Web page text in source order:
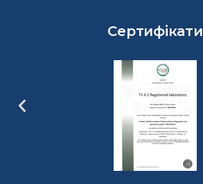
Сертифікати